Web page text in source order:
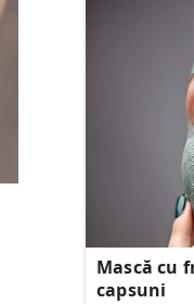
Mască cu
capsuni